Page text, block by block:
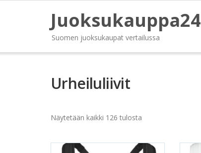
Juoksukauppa24
Suomen juoksukaupat vertailussa
Urheiluliivit
Näytetään kaikki 126 tulosta